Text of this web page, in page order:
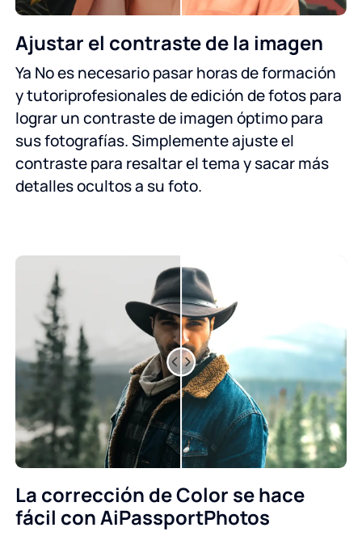
Ajustar el contraste de la imagen
Ya No es necesario pasar horas de formación
y tutoriprofesionales de edición de fotos para
lograr un contraste de imagen óptimo para
sus fotografías. Simplemente ajuste el
contraste para resaltar el tema y sacar más
detalles ocultos a su foto.
La corrección de Color se hace
fácil con AiPassportPhotos